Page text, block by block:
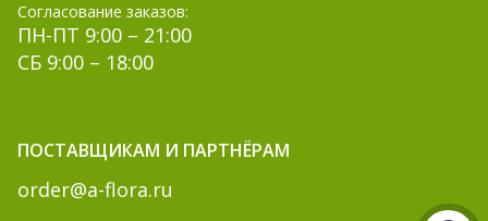
Согласование заказов:
ПН-ПТ 9:00 – 21:00
СБ 9:00 – 18:00
ПОСТАВЩИКАМ И ПАРТНЁРАМ
order@a-flora.ru